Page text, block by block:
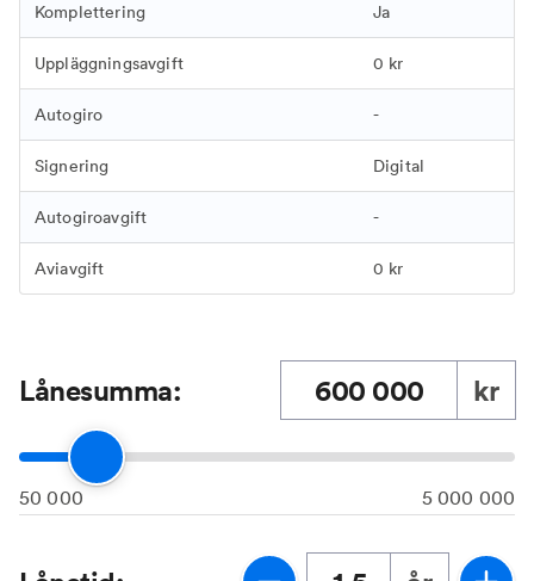
Komplettering Ja
Uppläggningsavgift 0 kr
Autogiro -
Signering Digital
Autogiroavgift -
Aviavgift 0 kr
Lånesumma: kr
50 000 5 000 000